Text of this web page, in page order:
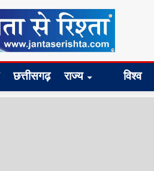
छत्तीसगढ़ राज्य विश्व